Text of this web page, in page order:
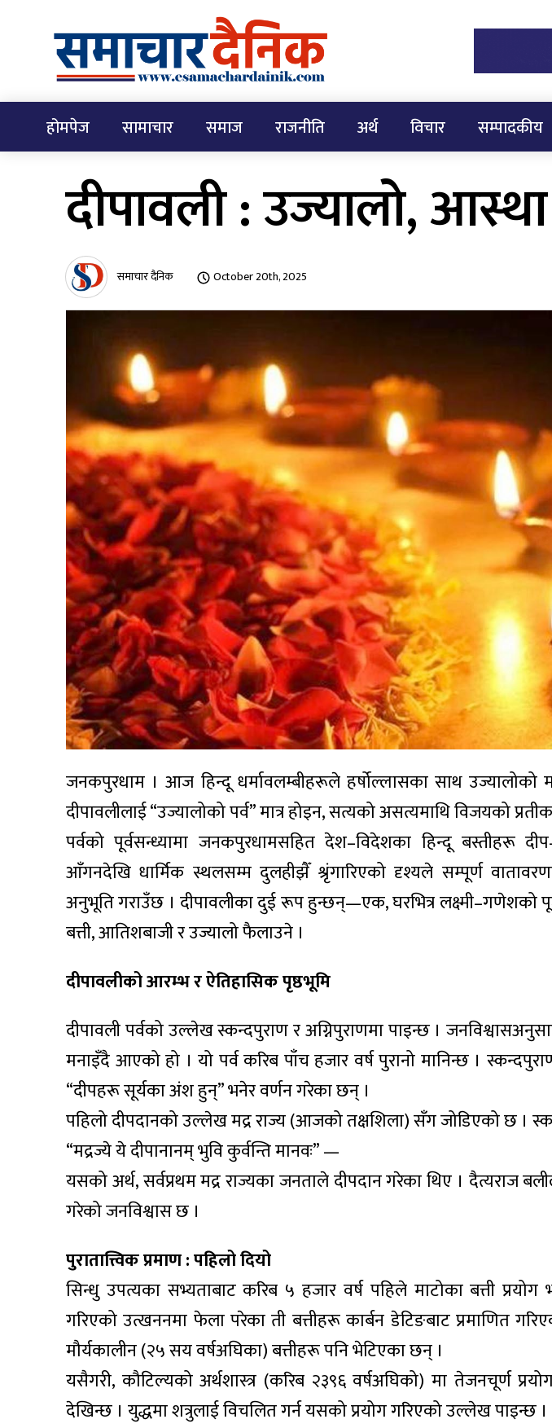
होमपेज सामाचार समाज राजनीति अर्थ विचार सम्पादकीय
दीपावली : उज्यालो,
समाचार दैनिक October 20th, 2025
जनकपुरधाम । आज हिन्दू धर्मावलम्बीहरूले हर्षोल्लासका साथ उज्यालोको
दीपावलीलाई “उज्यालोको पर्व” मात्र होइन, सत्यको असत्यमाथि विजयको
पर्वको पूर्वसन्ध्यामा जनकपुरधामसहित देश–विदेशका हिन्दू बस्तीहरू
आँगनदेखि धार्मिक स्थलसम्म दुलहीझैँ श्रृंगारिएको दृश्यले सम्पूर्ण
अनुभूति गराउँछ । दीपावलीका दुई रूप हुन्छन्—एक, घरभित्र लक्ष्मी–गणेशको
बत्ती, आतिशबाजी र उज्यालो फैलाउने ।
दीपावलीको आरम्भ र ऐतिहासिक पृष्ठभूमि
दीपावली पर्वको उल्लेख स्कन्दपुराण र अग्निपुराणमा पाइन्छ ।
मनाइँदै आएको हो । यो पर्व करिब पाँच हजार वर्ष पुरानो मानिन्छ ।
“दीपहरू सूर्यका अंश हुन्” भनेर वर्णन गरेका छन् ।
पहिलो दीपदानको उल्लेख मद्र राज्य (आजको तक्षशिला) सँग जोडिएको छ ।
“मद्रज्ये ये दीपानानम् भुवि कुर्वन्ति मानवः” —
यसको अर्थ, सर्वप्रथम मद्र राज्यका जनताले दीपदान गरेका थिए । दैत्यराज
गरेको जनविश्वास छ ।
पुरातात्त्विक प्रमाण : पहिलो दियो
सिन्धु उपत्यका सभ्यताबाट करिब ५ हजार वर्ष पहिले माटोका बत्ती
गरिएको उत्खननमा फेला परेका ती बत्तीहरू कार्बन डेटिङबाट प्रमाणित
मौर्यकालीन (२५ सय वर्षअघिका) बत्तीहरू पनि भेटिएका छन् ।
यसैगरी, कौटिल्यको अर्थशास्त्र (करिब २३९६ वर्षअघिको) मा तेजनचूर्ण
देखिन्छ । युद्धमा शत्रुलाई विचलित गर्न यसको प्रयोग गरिएको उल्लेख पाइन्छ ।